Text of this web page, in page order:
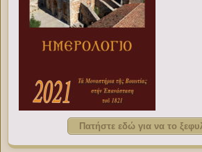
Πατήστε εδώ για να το